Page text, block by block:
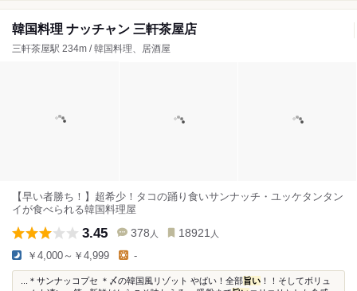
韓国料理 ナッチャン 三軒茶屋店
三軒茶屋駅 234m / 韓国料理、居酒屋
【早い者勝ち！】超希少！タコの踊り食いサンナッチ・ユッケタンタン
イが食べられる韓国料理屋
3.45 378 人 18921 人
￥4,000～￥4,999 -
...＊サンナッコプセ ＊〆の韓国風リゾット やばい！全部旨い ！！そしてボリュ